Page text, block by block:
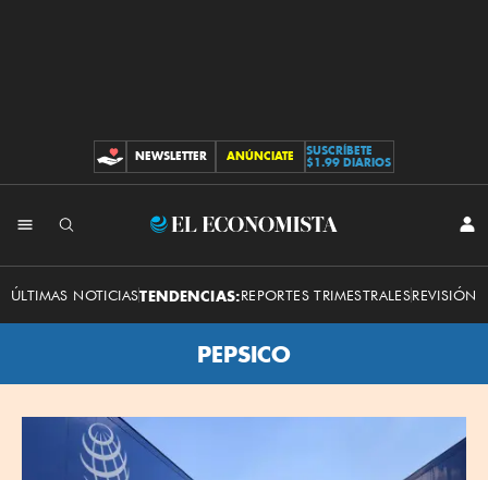
CONTRIBUCIONES
NEWSLETTER ANÚNCIATE
SUSCRÍBETE
$1.99 DIARIOS
El
Economista
ÚLTIMAS NOTICIASTENDENCIAS:REPORTES TRIMESTRALESREVISIÓN
PEPSICO